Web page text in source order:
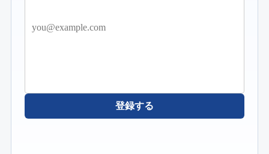
登録する